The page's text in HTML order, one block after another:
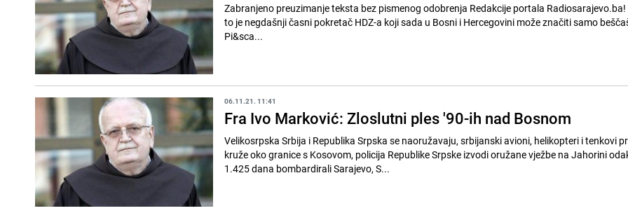
Zabranjeno preuzimanje teksta bez pismenog odobrenja Redakcije portala Radiosarajevo.ba!
to je negdašnji časni pokretač HDZ-a koji sada u Bosni i Hercegovini može značiti samo
Pi&sca...
06.11.21. 11:41
Fra Ivo Marković: Zloslutni ples '90-ih nad Bosnom
Velikosrpska Srbija i Republika Srpska se naoružavaju, srbijanski avioni, helikopteri i tenkovi
kruže oko granice s Kosovom, policija Republike Srpske izvodi oružane vježbe na Jahorini
1.425 dana bombardirali Sarajevo, S...